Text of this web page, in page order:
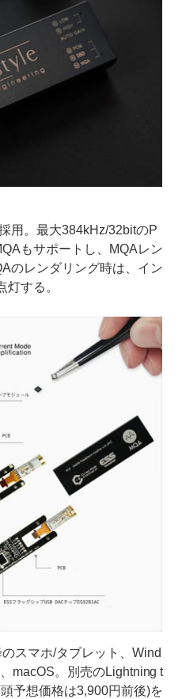
用。最大384kHz/32bitのP
もサポートし、MQAレン
のレンダリング時は、イン
する。
スマホ/タブレット、Wind
macOS。別売のLightning t
予想価格は3,900円前後)を